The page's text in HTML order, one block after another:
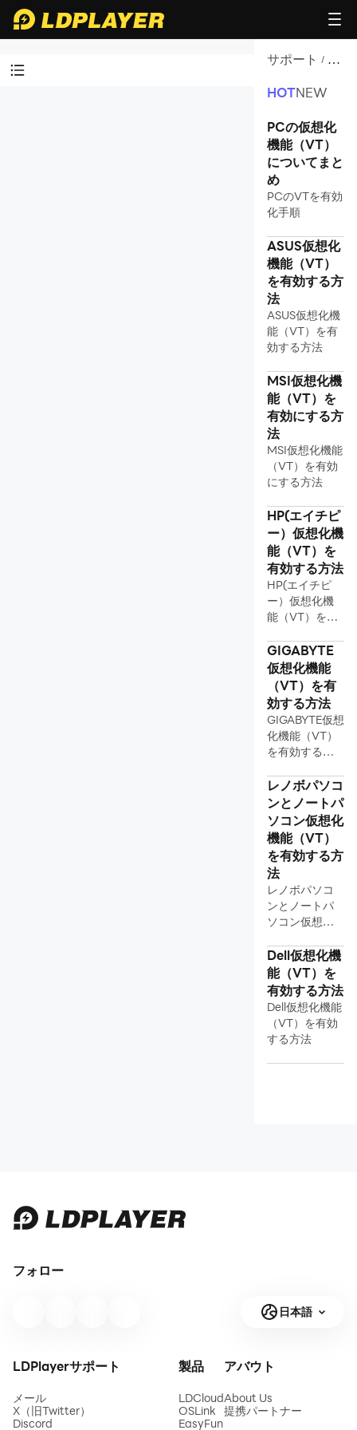
サポート / VT
法
HOTNEW
PCの仮想化
機能（VT）
についてまと
め
PCのVTを有効
化手順
ASUS仮想化
機能（VT）
を有効する方
法
ASUS仮想化機
能（VT）を有
効する方法
MSI仮想化機
能（VT）を
有効にする方
法
MSI仮想化機能
（VT）を有効
にする方法
HP(エイチピ
ー）仮想化機
能（VT）を
有効する方法
HP(エイチピ
ー）仮想化機
能（VT）を有
GIGABYTE
仮想化機能
（VT）を有
効する方法
GIGABYTE仮想
化機能（VT）
を有効する方
レノボパソコ
ンとノートパ
ソコン仮想化
機能（VT）
を有効する方
法
レノボパソコ
ンとノートパ
ソコン仮想化
有効する方法
Dell仮想化機
能（VT）を
有効する方法
Dell仮想化機能
（VT）を有効
する方法
フォロー
日本語
LDPlayerサポート
メール
X（旧Twitter）
Discord
製品
LDCloud
OSLink
EasyFun
アバウト
About Us
提携パートナー